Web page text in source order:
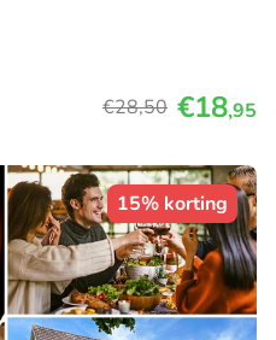
€28,50 €18,95
15% korting